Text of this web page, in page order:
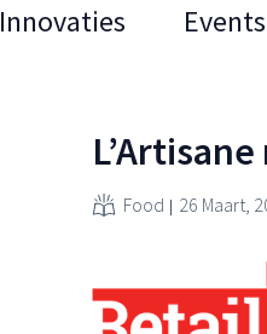
Innovaties Events
Food 26 Maart,